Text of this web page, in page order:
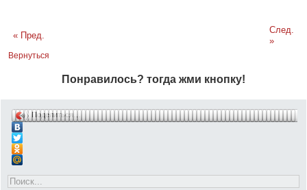
« Пред.
След.
»
Вернуться
Понравилось? тогда жми кнопку!
Поделиться…